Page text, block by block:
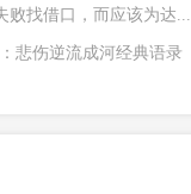
找借口，而应该为达...
悲伤逆流成河经典语录